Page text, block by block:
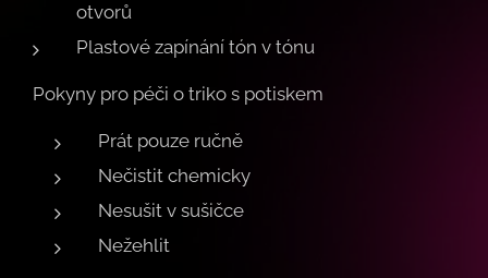
otvorů
Plastové zapínání tón v tónu
Pokyny pro péči o triko s potiskem
Prát pouze ručně
Nečistit chemicky
Nesušit v sušičce
Nežehlit